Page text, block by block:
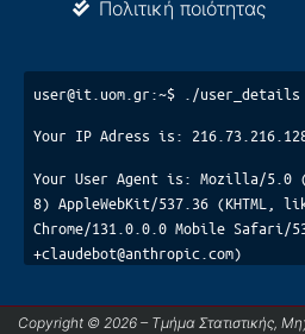
Πολιτική ποιότητας
user@it.uom.gr:~$ ./user_details
Your IP Adress is:
Your User Agent is: Mozilla/5.0
8) AppleWebKit/537.36 (KHTML,
Chrome/131.0.0.0 Mobile Safari/
+claudebot@anthropic.com)
Copyright © 2026 – Τμήμα Στατιστικής,